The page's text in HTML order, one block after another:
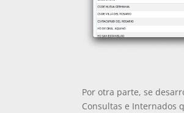
Por otra parte, se
Consultas e Internados